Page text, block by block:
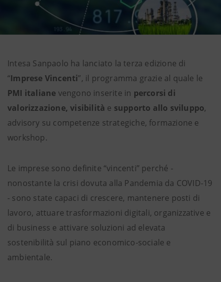
Intesa Sanpaolo ha lanciato la terza edizione di
“Imprese Vincenti”, il programma grazie al quale le
PMI italiane vengono inserite in percorsi di
valorizzazione, visibilità e supporto allo sviluppo,
advisory su competenze strategiche, formazione e
workshop.
Le imprese sono definite “vincenti” perché -
nonostante la crisi dovuta alla Pandemia da COVID-19
- sono state capaci di crescere, mantenere posti di
lavoro, attuare trasformazioni digitali, organizzative e
di business e attivare soluzioni ad elevata
sostenibilità sul piano economico-sociale e
ambientale.